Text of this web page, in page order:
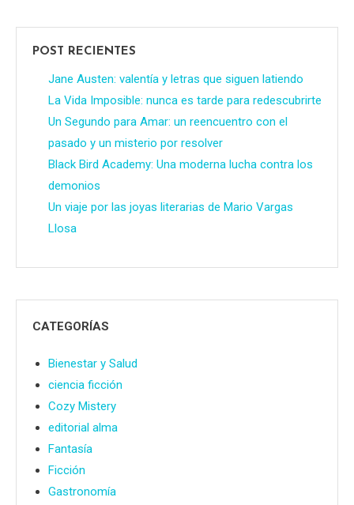
POST RECIENTES
Jane Austen: valentía y letras que siguen latiendo
La Vida Imposible: nunca es tarde para redescubrirte
Un Segundo para Amar: un reencuentro con el
pasado y un misterio por resolver
Black Bird Academy: Una moderna lucha contra los
demonios
Un viaje por las joyas literarias de Mario Vargas
Llosa
CATEGORÍAS
Bienestar y Salud
ciencia ficción
Cozy Mistery
editorial alma
Fantasía
Ficción
Gastronomía